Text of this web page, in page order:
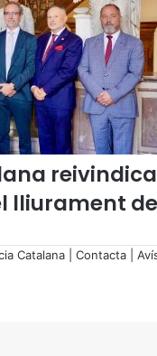
lliurament
Catalana | Contacta